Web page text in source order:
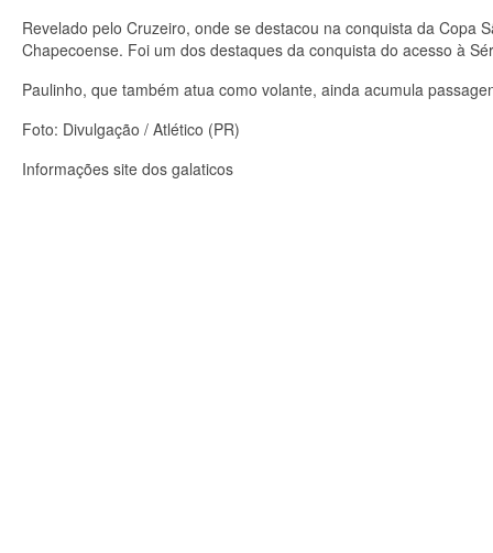
Revelado pelo Cruzeiro, onde se destacou na conquista da Copa
Chapecoense. Foi um dos destaques da conquista do acesso à
Paulinho, que também atua como volante, ainda acumula
Foto: Divulgação / Atlético (PR)
Informações site dos galaticos